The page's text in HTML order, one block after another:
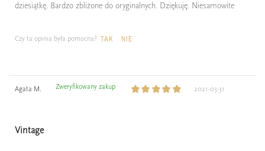
dziesiątkę. Bardzo zbliżone do oryginalnych. Dziękuję. Niesamowite
Czy ta opinia była pomocna? TAK NIE
Agata M. Zweryfikowany zakup 2021-03-31
Vintage